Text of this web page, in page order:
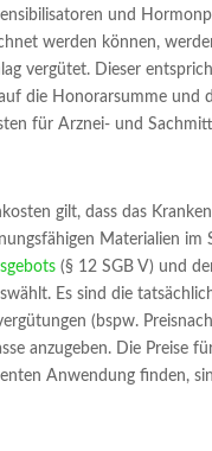
und
werden können,
vergütet. Dieser
die Honorarsumme und
für Arznei- und
gilt, dass das
Materialien im
(§ 12 SGB V) und
Es sind die
(bspw.
anzugeben. Die Preise
Anwendung finden,